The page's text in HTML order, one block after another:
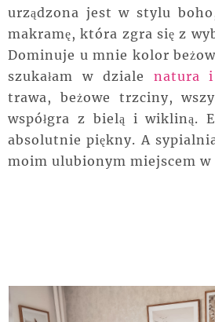
urządzona jest w stylu
makramę, która zgra się z
Dominuje u mnie kolor
szukałam w dziale natura
trawa, beżowe trzciny,
współgra z bielą i wikliną.
absolutnie piękny. A
moim ulubionym miejscem w